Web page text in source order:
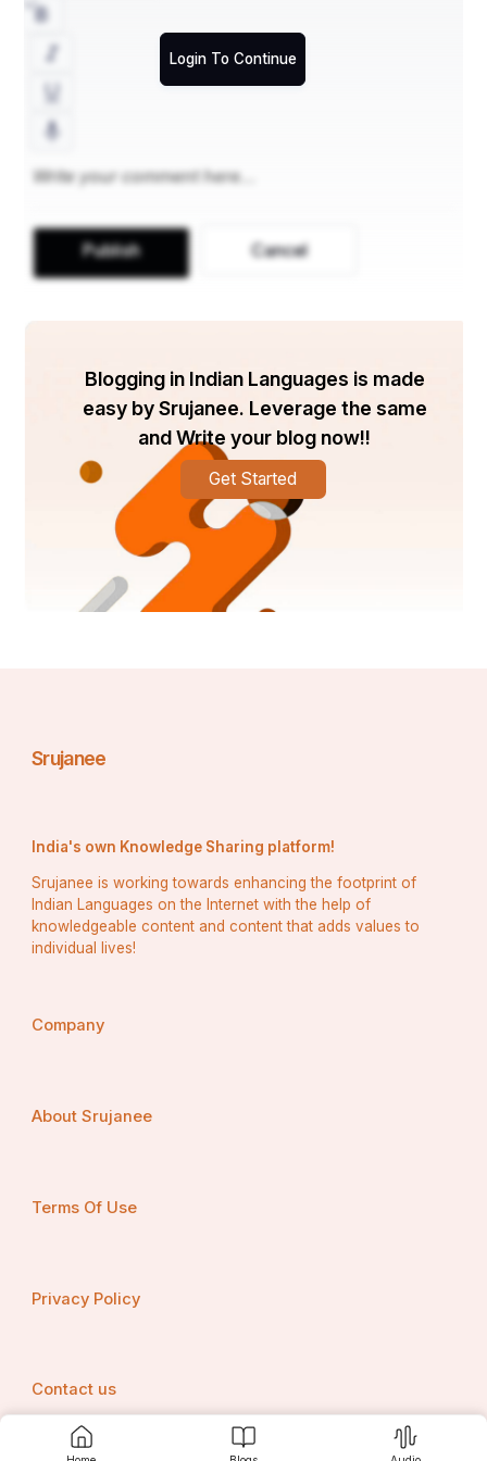
Login To Continue
Publish Cancel
Blogging in Indian Languages is made
easy by Srujanee. Leverage the same
and Write your blog now!!
Get Started
Srujanee
India's own Knowledge Sharing platform!
Srujanee is working towards enhancing the footprint of
Indian Languages on the Internet with the help of
knowledgeable content and content that adds values to
individual lives!
Company
About Srujanee
Terms Of Use
Privacy Policy
Contact us